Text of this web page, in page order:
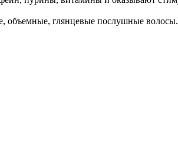
объемные, глянцевые послушные волосы.